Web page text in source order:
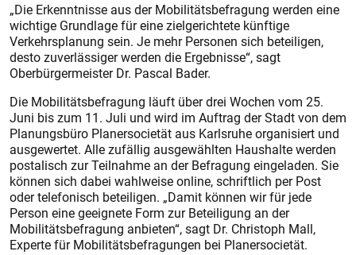
„Die Erkenntnisse aus der Mobilitätsbefragung werden eine
wichtige Grundlage für eine zielgerichtete künftige
Verkehrsplanung sein. Je mehr Personen sich beteiligen,
desto zuverlässiger werden die Ergebnisse“, sagt
Oberbürgermeister Dr. Pascal Bader.
Die Mobilitätsbefragung läuft über drei Wochen vom 25.
Juni bis zum 11. Juli und wird im Auftrag der Stadt von dem
Planungsbüro Planersocietät aus Karlsruhe organisiert und
ausgewertet. Alle zufällig ausgewählten Haushalte werden
postalisch zur Teilnahme an der Befragung eingeladen. Sie
können sich dabei wahlweise online, schriftlich per Post
oder telefonisch beteiligen. „Damit können wir für jede
Person eine geeignete Form zur Beteiligung an der
Mobilitätsbefragung anbieten“, sagt Dr. Christoph Mall,
Experte für Mobilitätsbefragungen bei Planersocietät.